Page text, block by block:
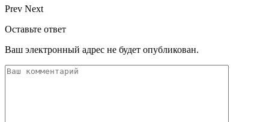
Prev Next
Оставьте ответ
Ваш электронный адрес не будет опубликован.